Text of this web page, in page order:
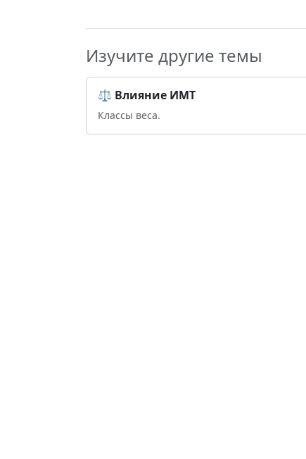
Изучите другие темы
⚖️ Влияние ИМТ
Классы веса.